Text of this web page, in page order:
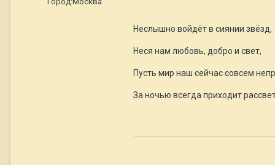
Неслышно войдёт в сиянии звёзд,
Неся нам любовь, добро и свет,
Пусть мир наш сейчас совсем
За ночью всегда приходит